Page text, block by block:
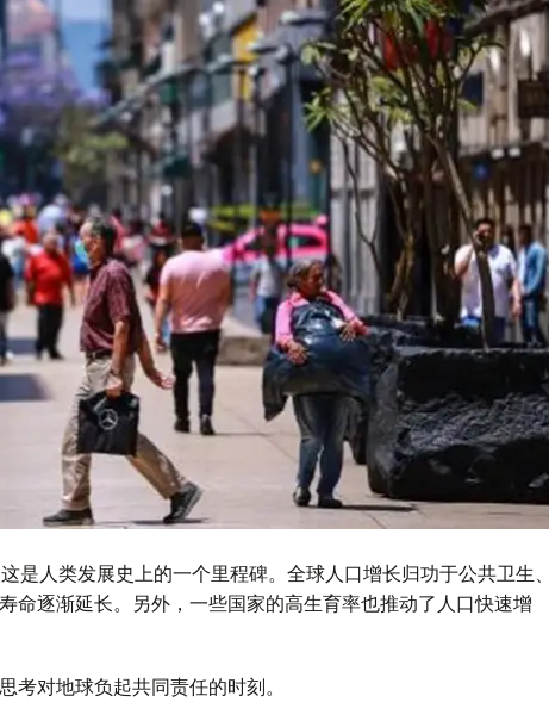
是人类发展史上的一个里程碑。全球人口增长归功于公共卫生、
命逐渐延长。另外，一些国家的高生育率也推动了人口快速增
考对地球负起共同责任的时刻。